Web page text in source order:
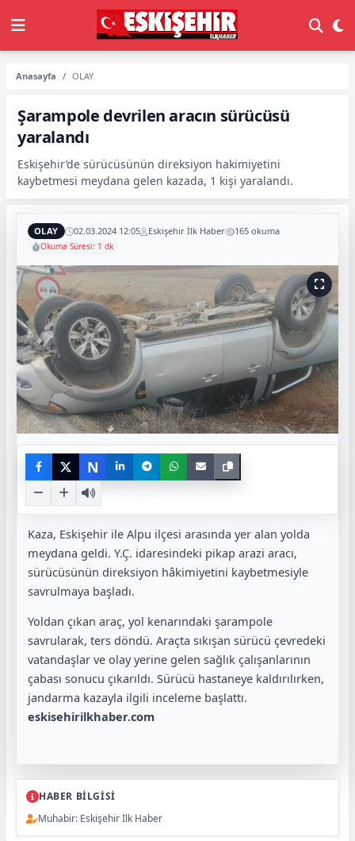
Anasayfa OLAY
Şarampole devrilen aracın sürücüsü
yaralandı
Eskişehir’de sürücüsünün direksiyon hakimiyetini
kaybetmesi meydana gelen kazada, 1 kişi yaralandı.
OLAY 02.03.2024 12:05 Eskişehir İlk Haber 165 okuma
Okuma Süresi: 1 dk
N
Kaza, Eskişehir ile Alpu ilçesi arasında yer alan yolda
meydana geldi. Y.Ç. idaresindeki pikap arazi aracı,
sürücüsünün direksiyon hâkimiyetini kaybetmesiyle
savrulmaya başladı.
Yoldan çıkan araç, yol kenarındaki şarampole
savrularak, ters döndü. Araçta sıkışan sürücü çevredeki
vatandaşlar ve olay yerine gelen sağlık çalışanlarının
çabası sonucu çıkarıldı. Sürücü hastaneye kaldırılırken,
jandarma kazayla ilgili inceleme başlattı.
eskisehirilkhaber.com
HABER BİLGİSİ
Muhabir: Eskişehir İlk Haber